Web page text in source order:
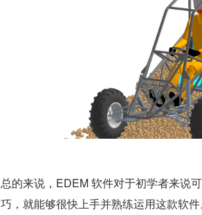
总的来说，EDEM 软件对于初学者来说
巧，就能够很快上手并熟练运用这款软